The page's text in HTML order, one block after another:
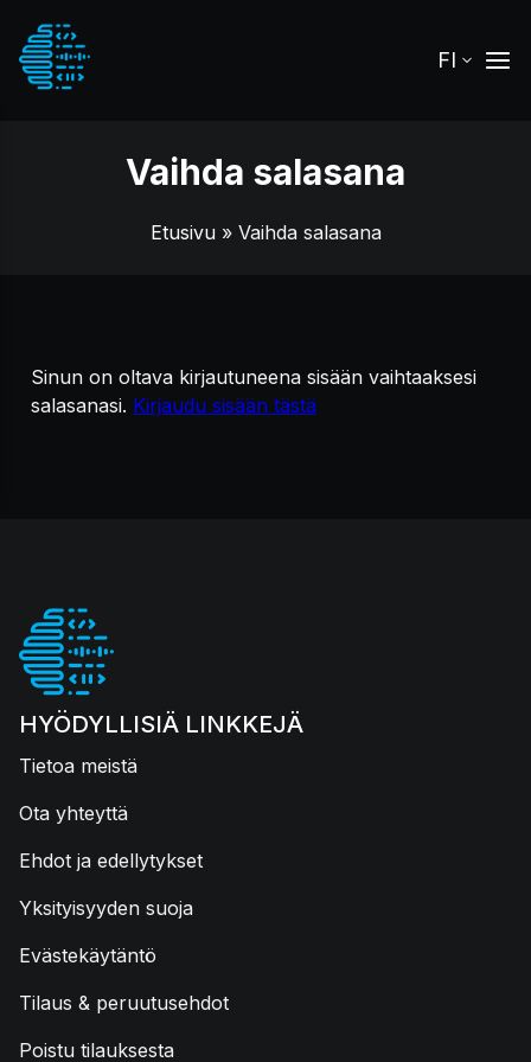
FI
Vaihda salasana
Etusivu » Vaihda salasana
Sinun on oltava kirjautuneena sisään vaihtaaksesi
salasanasi. Kirjaudu sisään tästä
HYÖDYLLISIÄ LINKKEJÄ
Tietoa meistä
Ota yhteyttä
Ehdot ja edellytykset
Yksityisyyden suoja
Evästekäytäntö
Tilaus & peruutusehdot
Poistu tilauksesta